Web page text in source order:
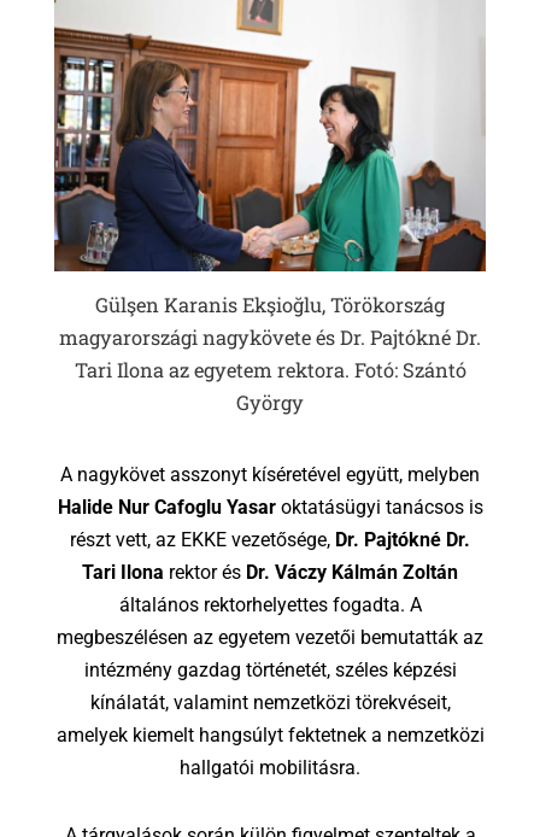
Gülşen Karanis Ekşioğlu, Törökország
magyarországi nagykövete és Dr. Pajtókné Dr.
Tari Ilona az egyetem rektora. Fotó: Szántó
György
A nagykövet asszonyt kíséretével együtt, melyben
Halide Nur Cafoglu Yasaroktatásügyi tanácsos is
részt vett, az EKKE vezetősége, Dr. Pajtókné Dr.
Tari Ilona rektor és Dr. Váczy Kálmán Zoltán
általános rektorhelyettes fogadta. A
megbeszélésen az egyetem vezetői bemutatták az
intézmény gazdag történetét, széles képzési
kínálatát, valamint nemzetközi törekvéseit,
amelyek kiemelt hangsúlyt fektetnek a nemzetközi
hallgatói mobilitásra.